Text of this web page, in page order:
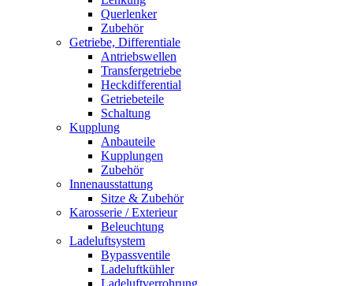
Querlenker
Zubehör
Getriebe, Differentiale
Antriebswellen
Transfergetriebe
Heckdifferential
Getriebeteile
Schaltung
Kupplung
Anbauteile
Kupplungen
Zubehör
Innenausstattung
Sitze & Zubehör
Karosserie / Exterieur
Beleuchtung
Ladeluftsystem
Bypassventile
Ladeluftkühler
Ladeluftverrohrung